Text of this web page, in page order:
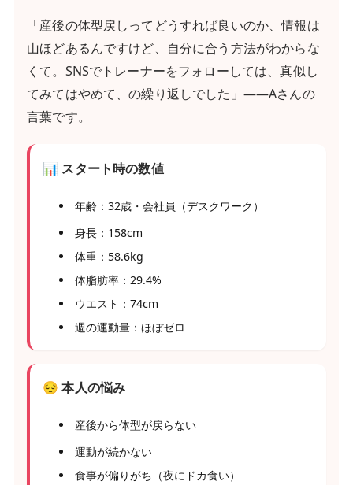
「産後の体型戻しってどうすれば良いのか、情報は
山ほどあるんですけど、自分に合う方法がわからな
くて。SNSでトレーナーをフォローしては、真似し
てみてはやめて、の繰り返しでした」——Aさんの
言葉です。
📊 スタート時の数値
年齢：32歳・会社員（デスクワーク）
身長：158cm
体重：58.6kg
体脂肪率：29.4%
ウエスト：74cm
週の運動量：ほぼゼロ
😔 本人の悩み
産後から体型が戻らない
運動が続かない
食事が偏りがち（夜にドカ食い）